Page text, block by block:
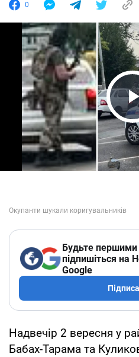
0
Будьте першими
підпишіться на
Google
Надвечір 2 вересня у
Бабах-Тарама та